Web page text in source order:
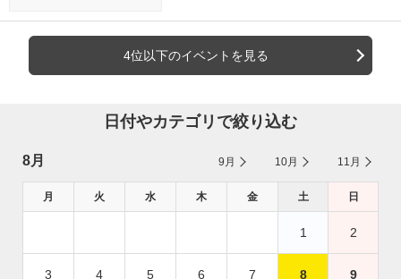
4位以下のイベントを見る
日付やカテゴリで絞り込む
8月 9月 10月 11月
月 火 水 木 金 土 日
1 2
3 4 5 6 7 8 9